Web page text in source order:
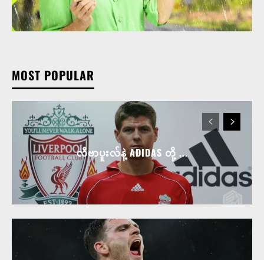
MOST POPULAR
လီဗာပူးလ်နဲ့ ADIDAS တို့ ...